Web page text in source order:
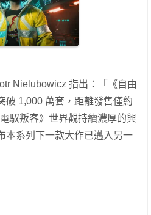
Nielubowicz 指出：「《自由
破 1,000 萬套，距離發售僅約
馭叛客》世界觀持續濃厚的興
本系列下一款大作已邁入另一